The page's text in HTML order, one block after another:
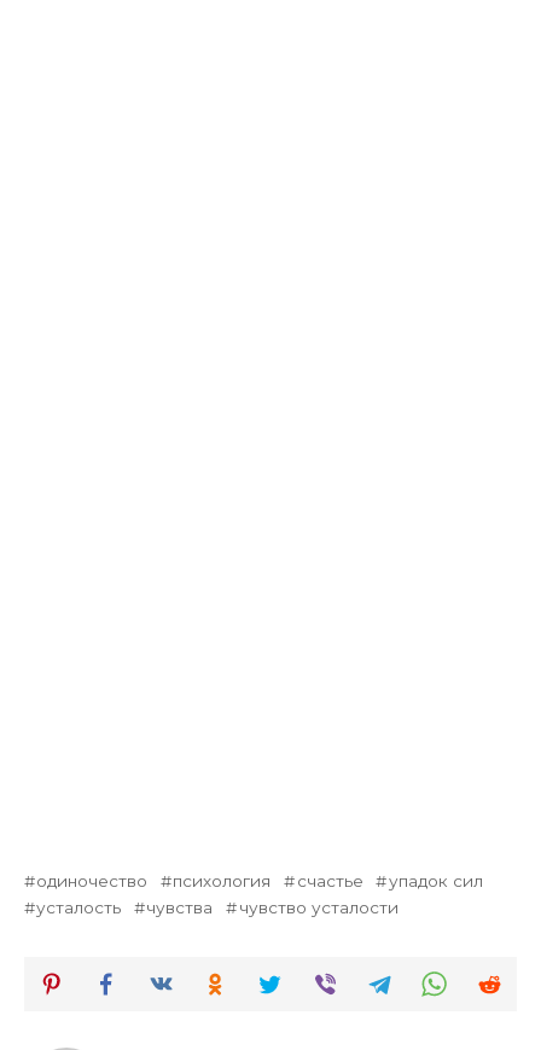
одиночество психология счастье
упадок сил
усталость
чувства чувство усталости